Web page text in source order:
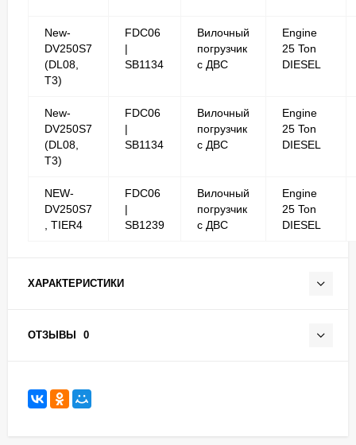
New-
DV250S7
(DL08,
T3)
FDC06
|
SB1134
Вилочный
погрузчик
с ДВС
Engine
25 Ton
DIESEL
New-
DV250S7
(DL08,
T3)
FDC06
|
SB1134
Вилочный
погрузчик
с ДВС
Engine
25 Ton
DIESEL
NEW-
DV250S7
, TIER4
FDC06
|
SB1239
Вилочный
погрузчик
с ДВС
Engine
25 Ton
DIESEL
ХАРАКТЕРИСТИКИ
ОТЗЫВЫ 0